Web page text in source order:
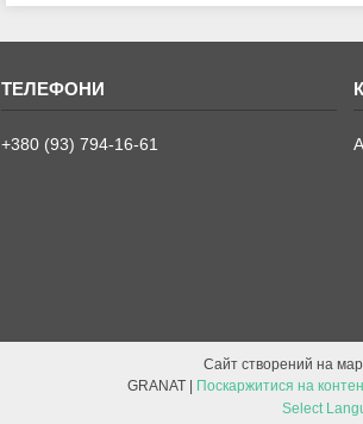
+380 (93) 794-16-61
Сайт створений на
Поскаржитися на
Select